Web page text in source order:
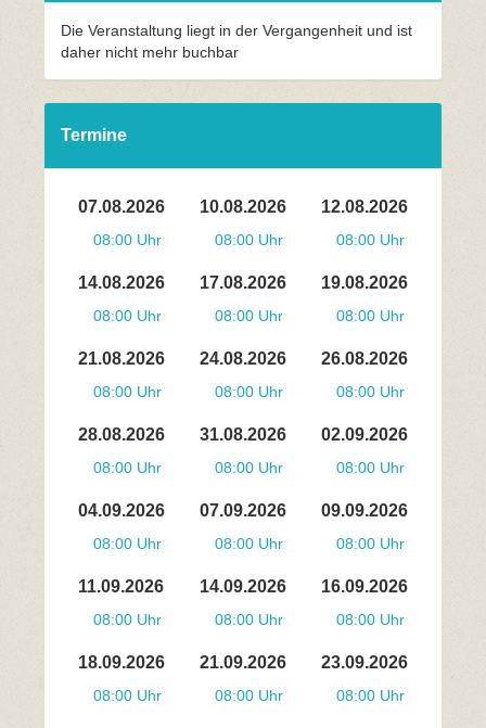
Die Veranstaltung liegt in der Vergangenheit und ist
daher nicht mehr buchbar
Termine
07.08.2026
08:00 Uhr
10.08.2026
08:00 Uhr
12.08.2026
08:00 Uhr
14.08.2026
08:00 Uhr
17.08.2026
08:00 Uhr
19.08.2026
08:00 Uhr
21.08.2026
08:00 Uhr
24.08.2026
08:00 Uhr
26.08.2026
08:00 Uhr
28.08.2026
08:00 Uhr
31.08.2026
08:00 Uhr
02.09.2026
08:00 Uhr
04.09.2026
08:00 Uhr
07.09.2026
08:00 Uhr
09.09.2026
08:00 Uhr
11.09.2026
08:00 Uhr
14.09.2026
08:00 Uhr
16.09.2026
08:00 Uhr
18.09.2026
08:00 Uhr
21.09.2026
08:00 Uhr
23.09.2026
08:00 Uhr